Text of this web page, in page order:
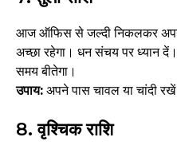
आज ऑफिस से जल्दी निकलकर अपने
अच्छा रहेगा। धन संचय पर ध्यान
समय बीतेगा।
उपाय: अपने पास चावल या चांदी
8.वृश्चिक राशि